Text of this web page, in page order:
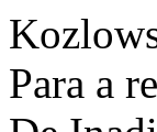
Para a